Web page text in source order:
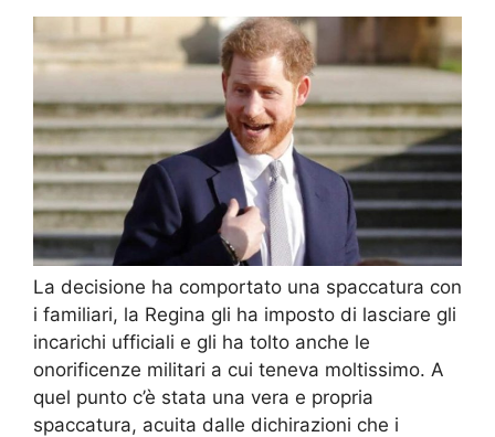
La decisione ha comportato una spaccatura con
i familiari, la Regina gli ha imposto di lasciare gli
incarichi ufficiali e gli ha tolto anche le
onorificenze militari a cui teneva moltissimo. A
quel punto c’è stata una vera e propria
spaccatura, acuita dalle dichirazioni che i